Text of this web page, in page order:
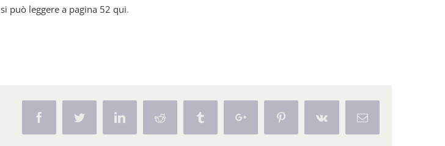
si può leggere a pagina 52 qui.
Facebook Twitter LinkedinReddit Tumblr Google+ Pinterest Vk Email